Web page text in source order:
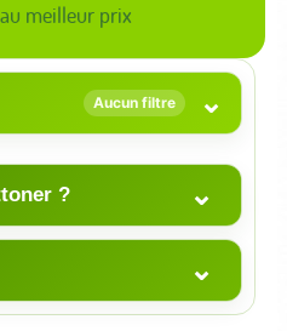
meilleur prix
Aucun filtre ⌄
? ⌄
⌄